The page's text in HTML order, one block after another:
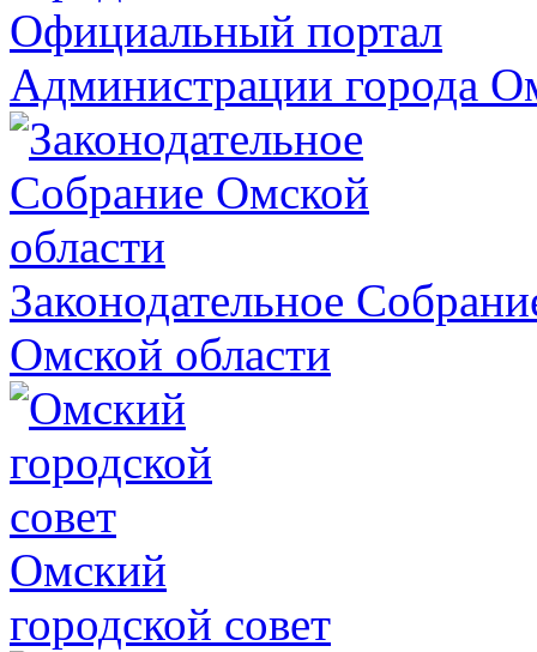
Официальный портал
Администрации города
Законодательное
Омской области
Омский
городской совет